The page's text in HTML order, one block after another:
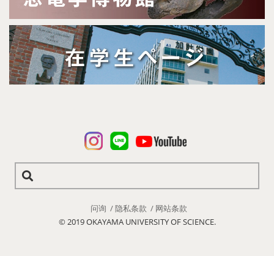
问询 隐私条款
网站条款
© 2019 OKAYAMA UNIVERSITY OF SCIENCE.